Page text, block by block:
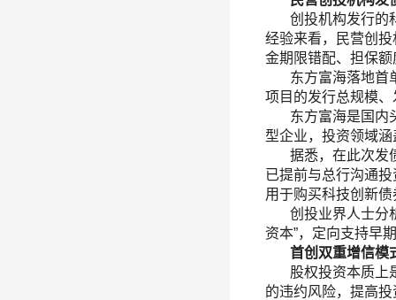
创投机构发行的科
经验来看，民营创
金期限错配、担保
东方富海落地首单
项目的发行总规模
东方富海是国内头
型企业，投资领域
据悉，在此次发债
已提前与总行沟通
用于购买科技创新
创投业界人士分析
资本”，定向支持早
首创双重增信模
股权投资本质上是
的违约风险，提高